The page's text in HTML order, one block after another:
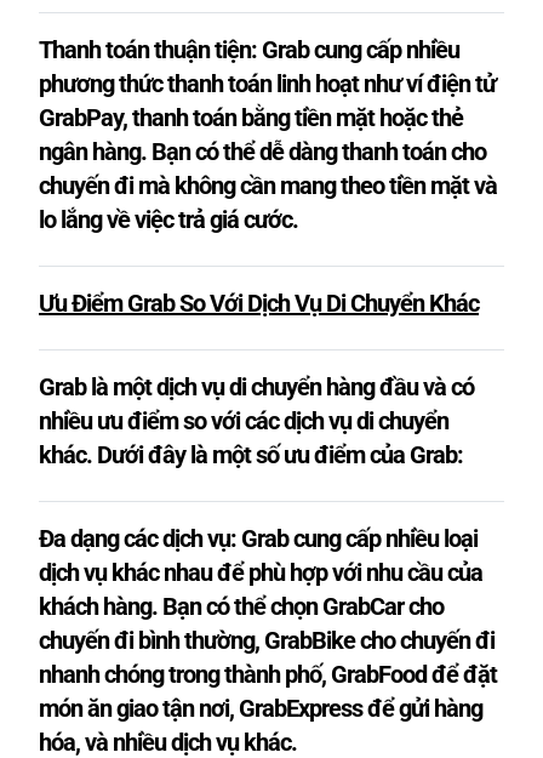
Thanh toán thuận tiện: Grab cung cấp nhiều
phương thức thanh toán linh hoạt như ví điện tử
GrabPay, thanh toán bằng tiền mặt hoặc thẻ
ngân hàng. Bạn có thể dễ dàng thanh toán cho
chuyến đi mà không cần mang theo tiền mặt và
lo lắng về việc trả giá cước.
Ưu Điểm Grab So Với Dịch Vụ Di Chuyển Khác
Grab là một dịch vụ di chuyển hàng đầu và có
nhiều ưu điểm so với các dịch vụ di chuyển
khác. Dưới đây là một số ưu điểm của Grab:
Đa dạng các dịch vụ: Grab cung cấp nhiều loại
dịch vụ khác nhau để phù hợp với nhu cầu của
khách hàng. Bạn có thể chọn GrabCar cho
chuyến đi bình thường, GrabBike cho chuyến đi
nhanh chóng trong thành phố, GrabFood để đặt
món ăn giao tận nơi, GrabExpress để gửi hàng
hóa, và nhiều dịch vụ khác.